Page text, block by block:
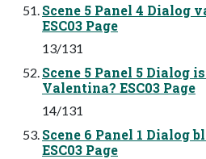
Scene 5 Panel 4 Dialog
ESC03 Page
13/131
Scene 5 Panel 5 Dialog
Valentina? ESC03 Page
14/131
Scene 6 Panel 1 Dialog
ESC03 Page